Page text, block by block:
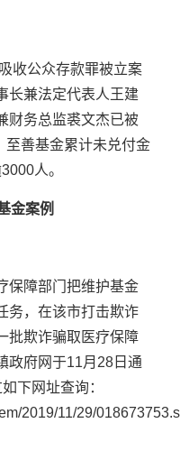
收公众存款罪被立案
长兼法定代表人王建
财务总监裘文杰已被
至善基金累计未兑付金
人。
金案例
保障部门把维护基金
务，在该市打击欺诈
批欺诈骗取医疗保障
政府网于11月28日通
下网址查询：
2019/11/29/